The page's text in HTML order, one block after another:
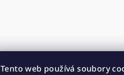
Tento web používá soubory